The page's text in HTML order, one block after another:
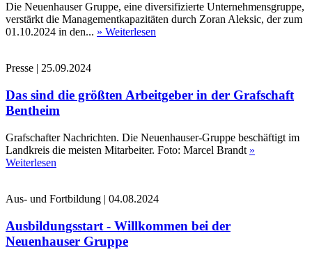
Die Neuenhauser Gruppe, eine diversifizierte Unternehmensgruppe,
verstärkt die Managementkapazitäten durch Zoran Aleksic, der zum
01.10.2024 in den... » Weiterlesen
Presse | 25.09.2024
Das sind die größten Arbeitgeber in der Grafschaft
Bentheim
Grafschafter Nachrichten. Die Neuenhauser-Gruppe beschäftigt im
Landkreis die meisten Mitarbeiter. Foto: Marcel Brandt »
Weiterlesen
Aus- und Fortbildung | 04.08.2024
Ausbildungsstart - Willkommen bei der
Neuenhauser Gruppe